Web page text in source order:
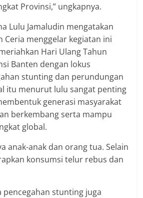
Provinsi,” ungkapnya.
Lulu Jamaludin mengatakan
Ceria menggelar kegiatan ini
Hari Ulang Tahun
Banten dengan lokus
stunting dan perundungan
itu menurut lulu sangat penting
generasi masyarakat
berkembang serta mampu
global.
anak-anak dan orang tua. Selain
konsumsi telur rebus dan
pencegahan stunting juga